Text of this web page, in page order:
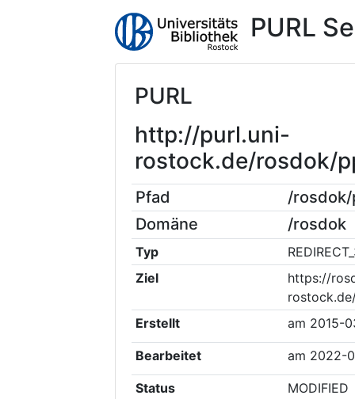
PURL
PURL
http://purl.uni-
rostock.de/rosdok/
Pfad
/
Domäne
/rosdok
Typ
Ziel
https://
Erstellt
am 2015-
Bearbeitet am 2022-
Status
MODIFIED